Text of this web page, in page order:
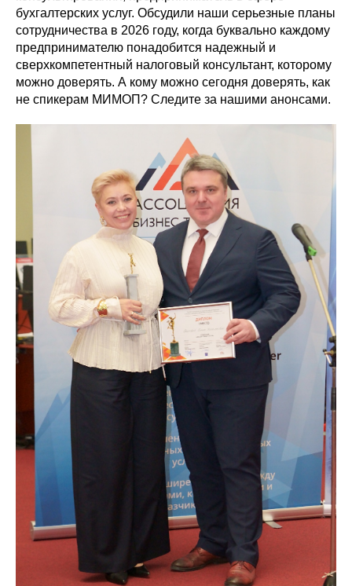
бухгалтерских услуг. Обсудили наши серьезные планы
сотрудничества в 2026 году, когда буквально каждому
предпринимателю понадобится надежный и
сверхкомпетентный налоговый консультант, которому
можно доверять. А кому можно сегодня доверять, как
не спикерам МИМОП? Следите за нашими анонсами.